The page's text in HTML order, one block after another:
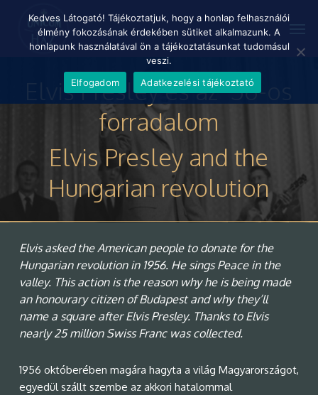
Elvis Presley és az ’56-os
forradalom
Elvis Presley and the
Hungarian revolution
Elvis asked the American people to donate for the
Hungarian revolution in 1956. He sings Peace in the
valley. This action is the reason why he is being made
an honourary citizen of Budapest and why they’ll
name a square after Elvis Presley. Thanks to Elvis
nearly 25 million Swiss Franc was collected.
1956 októberében magára hagyta a világ Magyarországot,
egyedül szállt szembe az akkori hatalommal
Kedves Látogató! Tájékoztatjuk, hogy a honlap felhasználói
élmény fokozásának érdekében sütiket alkalmazunk. A
honlapunk használatával ön a tájékoztatásunkat tudomásul
veszi.
Elfogadom
Adatkezelési tájékoztató